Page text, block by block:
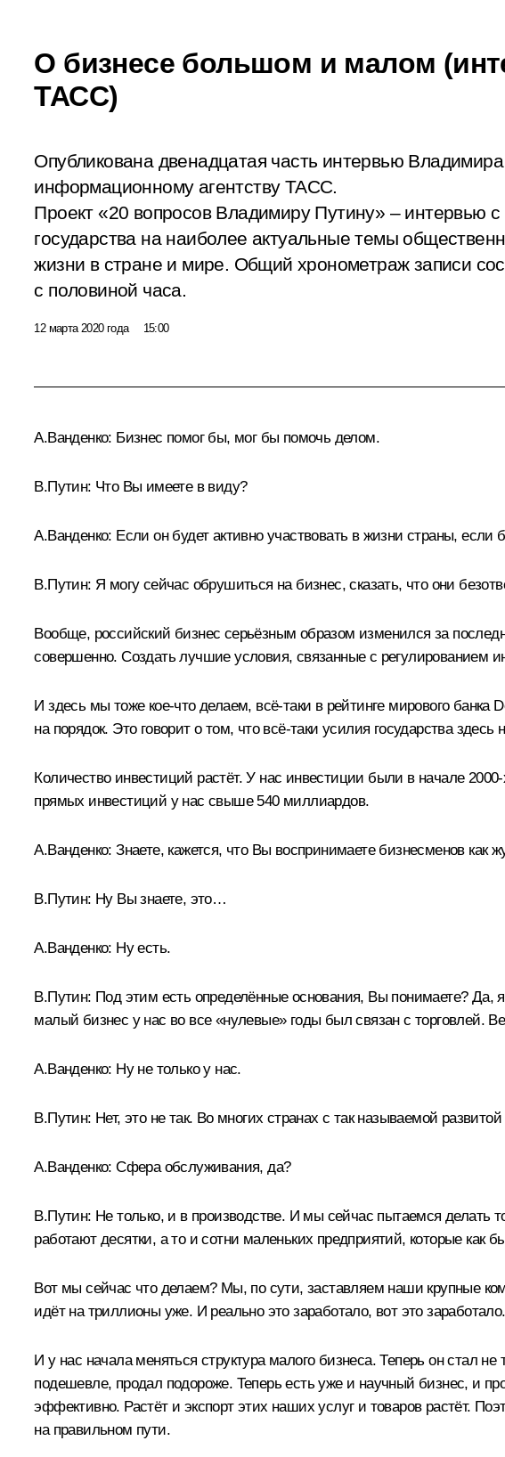
О бизнесе большом и малом
ТАСС)
Опубликована двенадцатая часть интервью
информационному агентству ТАСС.
Проект «20 вопросов Владимиру Путину» – интервью с
государства на наиболее актуальные темы
жизни в стране и мире. Общий хронометраж записи
с половиной часа.
12 марта 2020 года 15:00
А.Ванденко: Бизнес помог бы, мог бы помочь делом.
В.Путин: Что Вы имеете в виду?
А.Ванденко: Если он будет активно участвовать в жизни страны, если
В.Путин: Я могу сейчас обрушиться на бизнес, сказать, что они
Вообще, российский бизнес серьёзным образом изменился за
совершенно. Создать лучшие условия, связанные с регулированием
И здесь мы тоже кое‑что делаем, всё‑таки в рейтинге мирового
на порядок. Это говорит о том, что всё‑таки усилия государства
Количество инвестиций растёт. У нас инвестиции были в начале
прямых инвестиций у нас свыше 540 миллиардов.
А.Ванденко:Знаете, кажется, что Вы воспринимаете бизнесменов как
В.Путин: Ну Вы знаете, это…
А.Ванденко: Ну есть.
В.Путин: Под этим есть определённые основания, Вы понимаете? Да,
малый бизнес у нас во все «нулевые» годы был связан с торговлей.
А.Ванденко: Ну не только у нас.
В.Путин: Нет, это не так. Во многих странах с так называемой
А.Ванденко:Сфера обслуживания, да?
В.Путин: Не только, и в производстве. И мы сейчас пытаемся делать
работают десятки, а то и сотни маленьких предприятий, которые как
Вот мы сейчас что делаем? Мы, по сути, заставляем наши крупные
идёт на триллионы уже. И реально это заработало, вот это заработало.
И у нас начала меняться структура малого бизнеса. Теперь он стал не
подешевле, продал подороже. Теперь есть уже и научный бизнес, и
эффективно. Растёт и экспорт этих наших услуг и товаров растёт.
на правильном пути.